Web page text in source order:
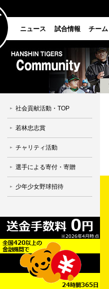
ニュース 試合情報 チーム
社会貢献活動・TOP
若林忠志賞
チャリティ活動
選手による寄付・寄贈
少年少女野球招待